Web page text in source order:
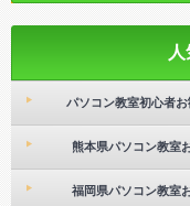
パソコン教室初心者
熊本県パソコン教室
福岡県パソコン教室